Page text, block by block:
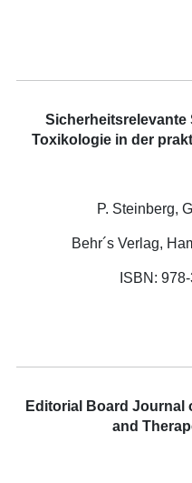
Sicherheitsrelevante
Toxikologie in der
P. Steinberg,
Behr´s Verlag,
ISBN:
Editorial Board Journal
and